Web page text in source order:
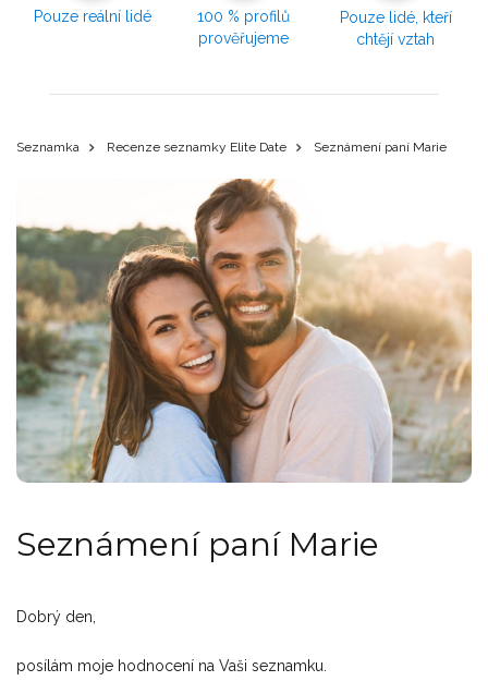
Pouze reální lidé
100 % profilů
prověřujeme
Pouze lidé, kteří
chtějí vztah
Seznamka Recenze seznamky Elite Date Seznámení paní Marie
Seznámení paní Marie
Dobrý den,
posílám moje hodnocení na Vaši seznamku.